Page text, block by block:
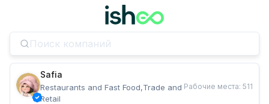
Safia
Restaurants and Fast Food,Trade and
Retail
Рабочие места: 511